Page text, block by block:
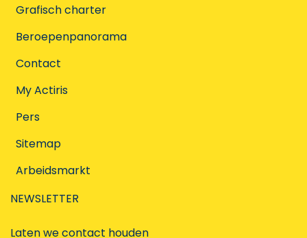
Grafisch charter
Beroepenpanorama
Contact
My Actiris
Pers
Sitemap
Arbeidsmarkt
NEWSLETTER
Laten we contact houden